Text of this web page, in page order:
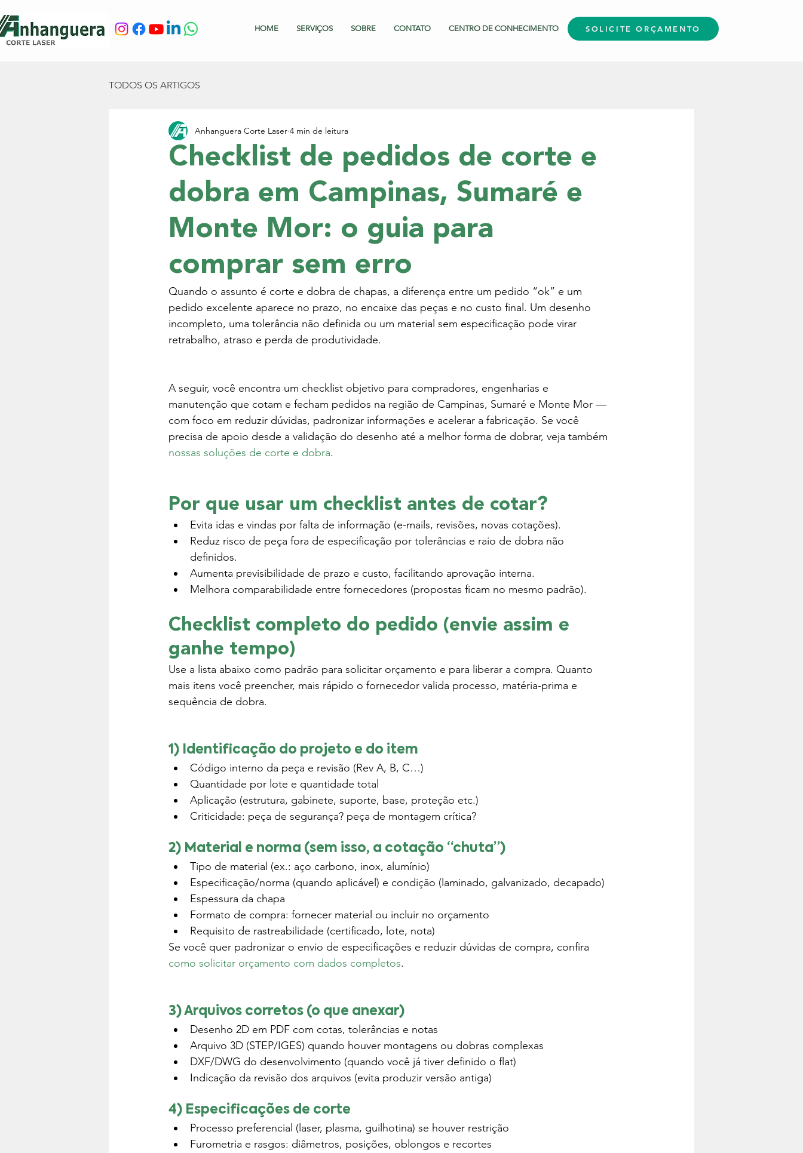
HOME SERVIÇOS SOBRE CONTATO CENTRO DE CONHECIMENTO SOLICITE ORÇAMENTO
TODOS OS ARTIGOS
Checklist de pedidos de corte e
dobra em Campinas, Sumaré e
Monte Mor: o guia para
comprar sem erro
Anhanguera Corte Laser 4 min de leitura
Quando o assunto é corte e dobra de chapas, a diferença entre um pedido “ok” e um
pedido excelente aparece no prazo, no encaixe das peças e no custo final. Um desenho
incompleto, uma tolerância não definida ou um material sem especificação pode virar
retrabalho, atraso e perda de produtividade.
A seguir, você encontra um checklist objetivo para compradores, engenharias e
manutenção que cotam e fecham pedidos na região de Campinas, Sumaré e Monte Mor —
com foco em reduzir dúvidas, padronizar informações e acelerar a fabricação. Se você
precisa de apoio desde a validação do desenho até a melhor forma de dobrar, veja também
nossas soluções de corte e dobra.
Por que usar um checklist antes de cotar?
Evita idas e vindas por falta de informação (e-mails, revisões, novas cotações).
Reduz risco de peça fora de especificação por tolerâncias e raio de dobra não
definidos.
Aumenta previsibilidade de prazo e custo, facilitando aprovação interna.
Melhora comparabilidade entre fornecedores (propostas ficam no mesmo padrão).
Checklist completo do pedido (envie assim e
ganhe tempo)
Use a lista abaixo como padrão para solicitar orçamento e para liberar a compra. Quanto
mais itens você preencher, mais rápido o fornecedor valida processo, matéria-prima e
sequência de dobra.
1) Identificação do projeto e do item
Código interno da peça e revisão (Rev A, B, C…)
Quantidade por lote e quantidade total
Aplicação (estrutura, gabinete, suporte, base, proteção etc.)
Criticidade: peça de segurança? peça de montagem crítica?
2) Material e norma (sem isso, a cotação “chuta”)
Tipo de material (ex.: aço carbono, inox, alumínio)
Especificação/norma (quando aplicável) e condição (laminado, galvanizado, decapado)
Espessura da chapa
Formato de compra: fornecer material ou incluir no orçamento
Requisito de rastreabilidade (certificado, lote, nota)
Se você quer padronizar o envio de especificações e reduzir dúvidas de compra, confira
como solicitar orçamento com dados completos.
3) Arquivos corretos (o que anexar)
Desenho 2D em PDF com cotas, tolerâncias e notas
Arquivo 3D (STEP/IGES) quando houver montagens ou dobras complexas
DXF/DWG do desenvolvimento (quando você já tiver definido o flat)
Indicação da revisão dos arquivos (evita produzir versão antiga)
4) Especificações de corte
Processo preferencial (laser, plasma, guilhotina) se houver restrição
Furometria e rasgos: diâmetros, posições, oblongos e recortes